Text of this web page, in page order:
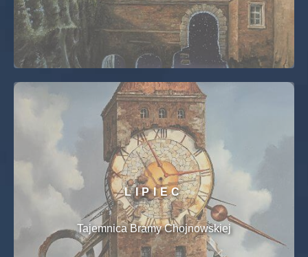
LIPIEC
Tajemnica Bramy Chojnowskiej